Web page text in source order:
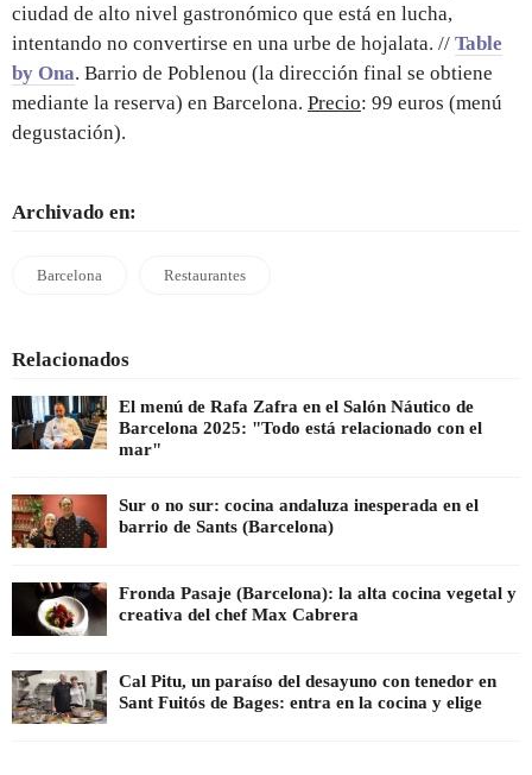
ciudad de alto nivel gastronómico que está en lucha,
intentando no convertirse en una urbe de hojalata. // Table
by Ona. Barrio de Poblenou (la dirección final se obtiene
mediante la reserva) en Barcelona. Precio: 99 euros (menú
degustación).
Archivado en:
Barcelona Restaurantes
Relacionados
El menú de Rafa Zafra en el Salón Náutico de
Barcelona 2025: "Todo está relacionado con el
mar"
Sur o no sur: cocina andaluza inesperada en el
barrio de Sants (Barcelona)
Fronda Pasaje (Barcelona): la alta cocina vegetal y
creativa del chef Max Cabrera
Cal Pitu, un paraíso del desayuno con tenedor en
Sant Fuitós de Bages: entra en la cocina y elige